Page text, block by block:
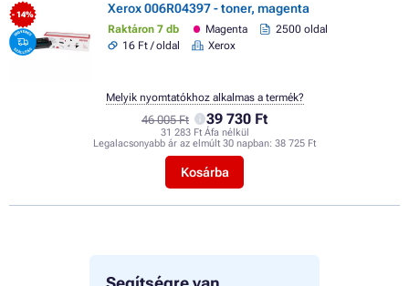
- 14% Xerox 006R04397 - toner, magenta
Raktáron 7 db Magenta
2500 oldal
16 Ft / oldal
Xerox
46 005 Ft 39 730 Ft
31 283 Ft Áfa nélkül
Legalacsonyabb ár az elmúlt 30 napban: 38 725 Ft
Kosárba
Melyik nyomtatókhoz alkalmas a termék?